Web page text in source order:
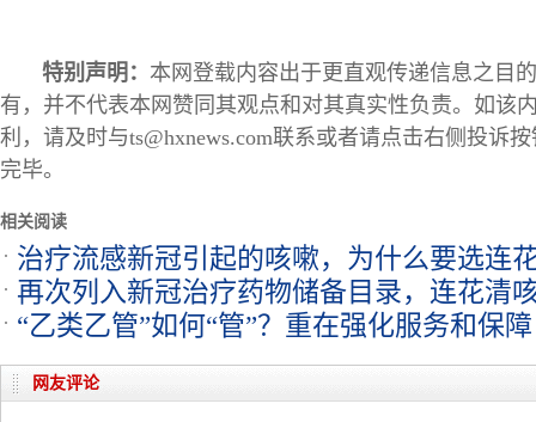
特别声明： 本网登载内容出于更直观传递信息之目
有，并不代表本网赞同其观点和对其真实性负责。如该
利，请及时与ts@hxnews.com联系或者请点击右侧投诉
完毕。
相关阅读
治疗流感新冠引起的咳嗽，为什么要选连
再次列入新冠治疗药物储备目录，连花清
“乙类乙管”如何“管”？重在强化服务和保障
网友评论